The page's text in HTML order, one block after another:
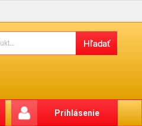
Prihlásenie